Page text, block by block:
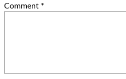
Comment *